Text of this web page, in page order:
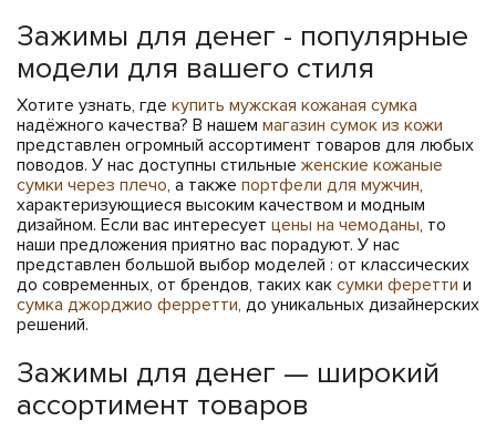
Зажимы для денег - популярные
модели для вашего стиля
Хотите узнать, где купить мужская кожаная сумка
надёжного качества? В нашем магазин сумок из кожи
представлен огромный ассортимент товаров для любых
поводов. У нас доступны стильные женские кожаные
сумки через плечо, а также портфели для мужчин,
характеризующиеся высоким качеством и модным
дизайном. Если вас интересует цены на чемоданы, то
наши предложения приятно вас порадуют. У нас
представлен большой выбор моделей : от классических
до современных, от брендов, таких как сумки феретти и
сумка джорджио ферретти, до уникальных дизайнерских
решений.
Зажимы для денег — широкий
ассортимент товаров